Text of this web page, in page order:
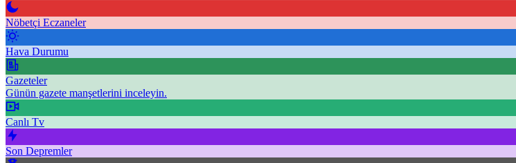
Nöbetçi Eczaneler
Hava Durumu
Gazeteler
Günün gazete manşetlerini inceleyin.
Canlı Tv
Son Depremler